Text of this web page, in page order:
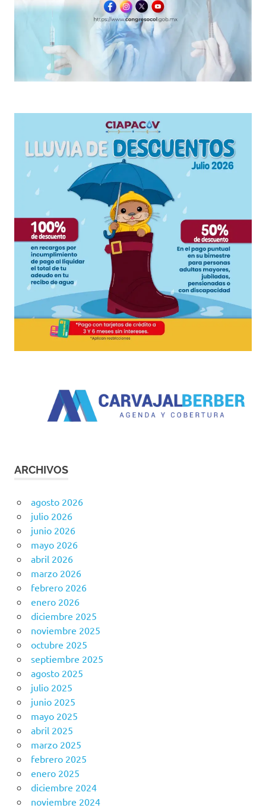
ARCHIVOS
agosto 2026
julio 2026
junio 2026
mayo 2026
abril 2026
marzo 2026
febrero 2026
enero 2026
diciembre 2025
noviembre 2025
octubre 2025
septiembre 2025
agosto 2025
julio 2025
junio 2025
mayo 2025
abril 2025
marzo 2025
febrero 2025
enero 2025
diciembre 2024
noviembre 2024